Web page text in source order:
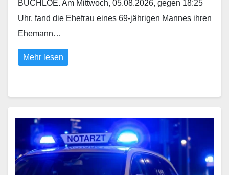
BUCHLOE. Am Mittwoch, 05.08.2026, gegen 18:25
Uhr, fand die Ehefrau eines 69-jährigen Mannes ihren
Ehemann…
Mehr lesen